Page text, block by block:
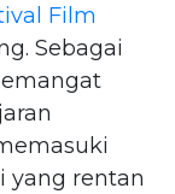
Film
Sebagai
yang rentan